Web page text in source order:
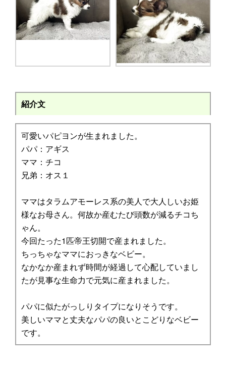
紹介文
可愛いパピヨンが生まれました。
パパ：アギス
ママ：チコ
兄弟：オス１
ママはタラムアモーレス系の美人で大人しいお姫
様なお母さん。何故か産むたび頭数が減るチコち
ゃん。
今回たった1匹帝王切開で産まれました。
ちっちゃなママにおっきなベビー。
なかなか産まれず時間が経過して心配していまし
たが見事な生命力で元気に産まれました。
パパに似たがっしりタイプになりそうです。
美しいママと丈夫なパパの良いとこどりなベビー
です。